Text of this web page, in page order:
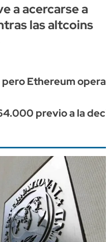
a acercarse a
las altcoins
Ethereum
previo a la